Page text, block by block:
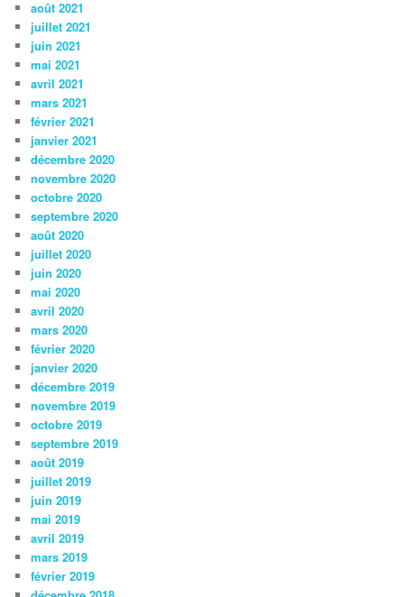
août 2021
juillet 2021
juin 2021
mai 2021
avril 2021
mars 2021
février 2021
janvier 2021
décembre 2020
novembre 2020
octobre 2020
septembre 2020
août 2020
juillet 2020
juin 2020
mai 2020
avril 2020
mars 2020
février 2020
janvier 2020
décembre 2019
novembre 2019
octobre 2019
septembre 2019
août 2019
juillet 2019
juin 2019
mai 2019
avril 2019
mars 2019
février 2019